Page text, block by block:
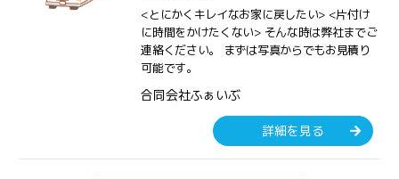
<とにかくキレイなお家に戻したい> <片付け
に時間をかけたくない> そんな時は弊社までご
連絡ください。 まずは写真からでもお見積り
可能です。
合同会社ふぁいぶ
詳細を見る